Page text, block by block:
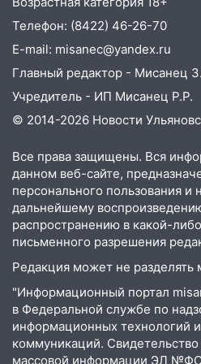
13:22 Упавшие
дороги в Ульяновске:
13:17 Непогода в
закончится сегодня:
житель Вешкаймского
знакомого 191 тысячу
13:14 Ураган оторвал
проспекте Филатова в
13:12
Дерево
Новгородской в
на электрощит
13:10 В Заволжском
упало во дворе
Телефон: (8422) 46-26-70
E-mail: misanec@yandex.ru
Главный редактор - Мисанец
Учредитель - ИП Мисанец Р.Р.
© 2014-2026 Новости
Все права защищены. Вся
данном веб-сайте,
персонального пользования и
дальнейшему
распространению в какой-
письменного разрешения
Редакция может не разделять
"Информационный портал
в Федеральной службе по
информационных технологий
коммуникаций.
массовой информации ЭЛ